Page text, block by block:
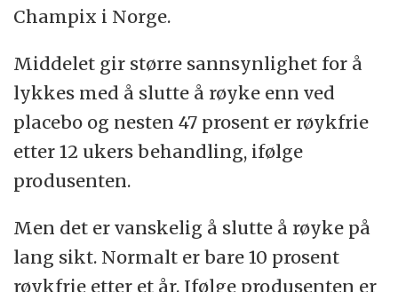
Champix i Norge.
Middelet gir større sannsynlighet for å
lykkes med å slutte å røyke enn ved
placebo og nesten 47 prosent er røykfrie
etter 12 ukers behandling, ifølge
produsenten.
Men det er vanskelig å slutte å røyke på
lang sikt. Normalt er bare 10 prosent
røykfrie etter et år. Ifølge produsenten er